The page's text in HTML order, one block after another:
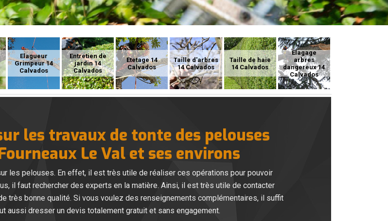
Elagueur
Grimpeur 14
Calvados
Entretien de
jardin 14
Calvados
Etetage 14
Calvados
Taille d'arbres
14 Calvados
Taille de haie
14 Calvados
Elagage
arbres
dangereux 14
Calvados
les travaux de tonte des pelouses
Le Val et ses environs
les pelouses. En effet, il est très utile de réaliser ces opérations pour pouvoir
il faut rechercher des experts en la matière. Ainsi, il est très utile de contacter
très bonne qualité. Si vous voulez des renseignements complémentaires, il suffit
aussi dresser un devis totalement gratuit et sans engagement.